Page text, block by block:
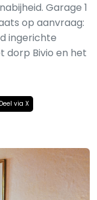
Garage 1
op aanvraag:
ingerichte
Bivio en het
Deel via X